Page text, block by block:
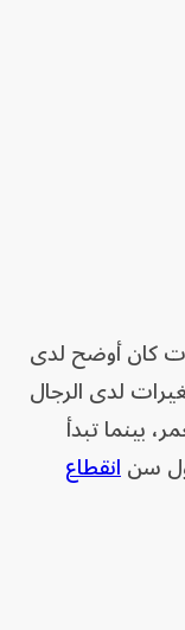
كان أوضح لدى
لدى الرجال
بينما تبدأ
سنانقطاع